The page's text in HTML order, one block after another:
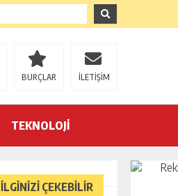
BURÇLAR İLETİŞİM
TEKNOLOJİ
İLGİNİZİ ÇEKEBİLİR